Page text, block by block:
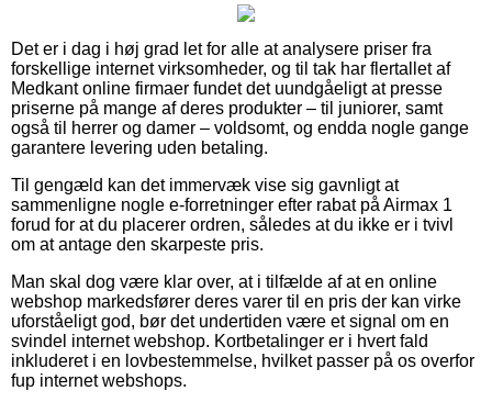
Det er i dag i høj grad let for alle at analysere priser fra
forskellige internet virksomheder, og til tak har flertallet af
Medkant online firmaer fundet det uundgåeligt at presse
priserne på mange af deres produkter – til juniorer, samt
også til herrer og damer – voldsomt, og endda nogle gange
garantere levering uden betaling.
Til gengæld kan det immervæk vise sig gavnligt at
sammenligne nogle e-forretninger efter rabat på Airmax 1
forud for at du placerer ordren, således at du ikke er i tvivl
om at antage den skarpeste pris.
Man skal dog være klar over, at i tilfælde af at en online
webshop markedsfører deres varer til en pris der kan virke
uforståeligt god, bør det undertiden være et signal om en
svindel internet webshop. Kortbetalinger er i hvert fald
inkluderet i en lovbestemmelse, hvilket passer på os overfor
fup internet webshops.